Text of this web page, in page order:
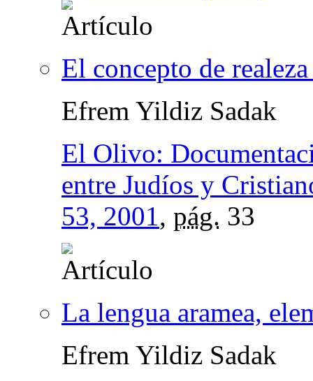
El concepto de
Efrem Yildiz Sadak
El Olivo:
entre Judíos y
53, 2001, pág. 33
La lengua aramea,
Efrem Yildiz Sadak